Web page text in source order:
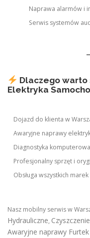
Naprawa alarmów i
Serwis systemów
Dlaczego warto
Elektryka
Dojazd do klienta w
Awaryjne naprawy
Diagnostyka
Profesjonalny sprzęt i
Obsługa wszystkich
Nasz mobilny serwis w
Hydrauliczne,
Awaryjne naprawy